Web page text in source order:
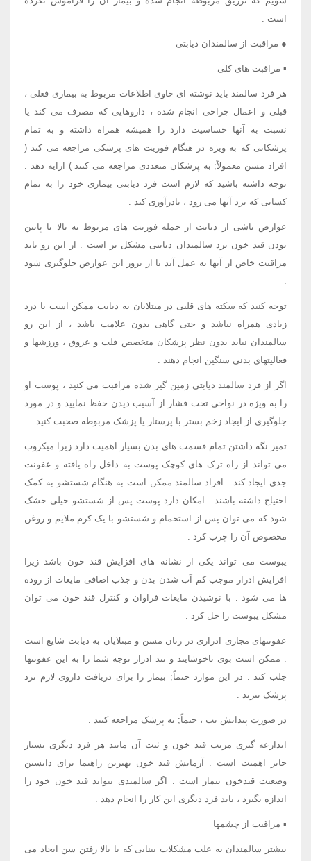
است .
● مراقبت از سالمندان دیابتی
▪ مراقبت های کلی
هر فرد سالمند باید نوشته ای حاوی اطلاعات مربوط به بیماری فعلی ،
قبلی و اعمال جراحی انجام شده ، داروهایی که مصرف می کند یا
نسبت به آنها حساسیت دارد را همیشه همراه داشته و به تمام
پزشکانی که به ویژه در هنگام فوریت های پزشکی مراجعه می کند (
افراد مسن معمولاً; به پزشکان متعددی مراجعه می کنند ) ارایه دهد .
توجه داشته باشید که لازم است فرد دیابتی بیماری خود را به تمام
کسانی که نزد آنها می رود ، یادرآوری کند .
عوارض ناشی از دیابت از جمله فوریت های مربوط به بالا یا پایین
بودن قند خون نزد سالمندان دیابتی مشکل تر است . از این رو باید
مراقبت خاص از آنها به عمل آید تا از بروز این عوارض جلوگیری شود
توجه کنید که سکته های قلبی در مبتلایان به دیابت ممکن است با درد
زیادی همراه نباشد و حتی گاهی بدون علامت باشد ، از این رو
سالمندان نباید بدون نظر پزشکان متخصص قلب و عروق ، ورزشها و
فعالیتهای بدنی سنگین انجام دهند .
اگر از فرد سالمند دیابتی زمین گیر شده مراقبت می کنید ، پوست او
را به ویژه در نواحی تحت فشار از آسیب دیدن حفظ نمایید و در مورد
جلوگیری از ایجاد زخم بستر با پرستار یا پزشک مربوطه صحبت کنید .
تمیز نگه داشتن تمام قسمت های بدن بسیار اهمیت دارد زیرا میکروب
می تواند از راه ترک های کوچک پوست به داخل راه یافته و عفونت
جدی ایجاد کند . افراد سالمند ممکن است به هنگام شستشو به کمک
احتیاج داشته باشند . امکان دارد پوست پس از شستشو خیلی خشک
شود که می توان پس از استحمام و شستشو با یک کرم ملایم و روغن
مخصوص آن را چرب کرد .
یبوست می تواند یکی از نشانه های افزایش قند خون باشد زیرا
افزایش ادرار موجب کم آب شدن بدن و جذب اضافی مایعات از روده
ها می شود . با نوشیدن مایعات فراوان و کنترل قند خون می توان
مشکل یبوست را حل کرد .
عفونتهای مجاری ادراری در زنان مسن و مبتلایان به دیابت شایع است
. ممکن است بوی ناخوشایند و تند ادرار توجه شما را به این عفونتها
جلب کند . در این موارد حتماً; بیمار را برای دریافت داروی لازم نزد
پزشک ببرید .
در صورت پیدایش تب ، حتماً; به پزشک مراجعه کنید .
اندازعه گیری مرتب قند خون و ثبت آن مانند هر فرد دیگری بسیار
حایز اهمیت است . آزمایش قند خون بهترین راهنما برای دانستن
وضعیت قندخون بیمار است . اگر سالمندی نتواند قند خون خود را
اندازه بگیرد ، باید فرد دیگری این کار را انجام دهد .
▪ مراقبت از چشمها
بیشتر سالمندان به علت مشکلات بینایی که با بالا رفتن سن ایجاد می